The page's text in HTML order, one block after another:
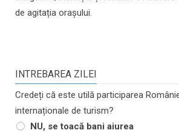
de agitația orașului.
INTREBAREA ZILEI
Credeți că este utilă participarea
internaționale de turism?
NU, se toacă bani aiurea